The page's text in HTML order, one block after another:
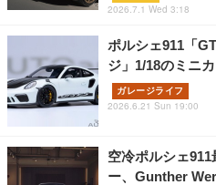
2026.7.1 Wed 3:18
ポルシェ911「
ジ」1/18のミニ
ガレージライフ
2026.6.21 Sun 19:00
空冷ポルシェ
ー、Gunther